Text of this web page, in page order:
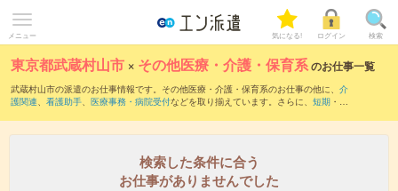
メニュー 気になる! ログイン 検索
東京都武蔵村山市 × その他医療・介護・保育系のお仕事一覧
武蔵村山市の派遣のお仕事情報です。その他医療・介護・保育系のお仕事の他に、 介
護関連、 看護助手、 医療事務・病院受付などを取り揃えています。さらに、 短期 ・ 単
検索した条件に合う
お仕事がありませんでした